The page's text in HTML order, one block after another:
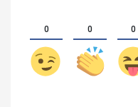
0 0 0